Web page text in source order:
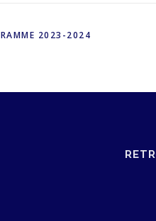
2023-2024